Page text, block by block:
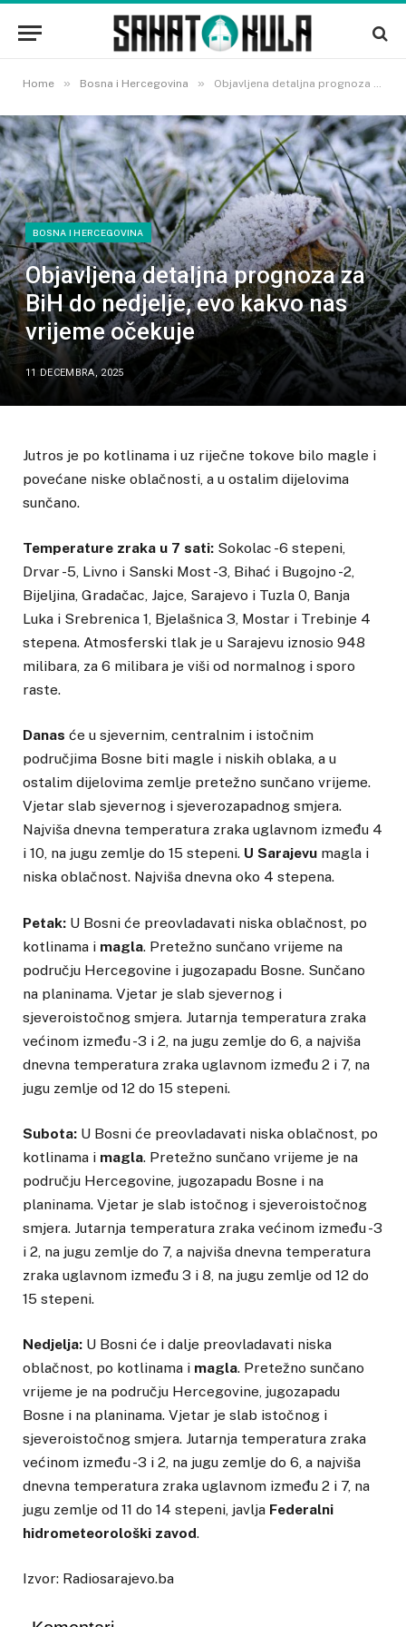
Home » Bosna i Hercegovina » Objavljena detaljna prognoza za BiH do nedjelje, evo kakvo nas vrijeme očekuje
BOSNA I HERCEGOVINA
Objavljena detaljna prognoza za
BiH do nedjelje, evo kakvo nas
vrijeme očekuje
11 DECEMBRA, 2025
Jutros je po kotlinama i uz riječne tokove bilo magle i
povećane niske oblačnosti, a u ostalim dijelovima
sunčano.
Temperature zraka u 7 sati: Sokolac -6 stepeni,
Drvar -5, Livno i Sanski Most -3, Bihać i Bugojno -2,
Bijeljina, Gradačac, Jajce, Sarajevo i Tuzla 0, Banja
Luka i Srebrenica 1, Bjelašnica 3, Mostar i Trebinje 4
stepena. Atmosferski tlak je u Sarajevu iznosio 948
milibara, za 6 milibara je viši od normalnog i sporo
raste.
Danas će u sjevernim, centralnim i istočnim
područjima Bosne biti magle i niskih oblaka, a u
ostalim dijelovima zemlje pretežno sunčano vrijeme.
Vjetar slab sjevernog i sjeverozapadnog smjera.
Najviša dnevna temperatura zraka uglavnom između 4
i 10, na jugu zemlje do 15 stepeni. U Sarajevu magla i
niska oblačnost. Najviša dnevna oko 4 stepena.
Petak: U Bosni će preovladavati niska oblačnost, po
kotlinama i magla. Pretežno sunčano vrijeme na
području Hercegovine i jugozapadu Bosne. Sunčano
na planinama. Vjetar je slab sjevernog i
sjeveroistočnog smjera. Jutarnja temperatura zraka
većinom između -3 i 2, na jugu zemlje do 6, a najviša
dnevna temperatura zraka uglavnom između 2 i 7, na
jugu zemlje od 12 do 15 stepeni.
Subota: U Bosni će preovladavati niska oblačnost, po
kotlinama i magla. Pretežno sunčano vrijeme je na
području Hercegovine, jugozapadu Bosne i na
planinama. Vjetar je slab istočnog i sjeveroistočnog
smjera. Jutarnja temperatura zraka većinom između -3
i 2, na jugu zemlje do 7, a najviša dnevna temperatura
zraka uglavnom između 3 i 8, na jugu zemlje od 12 do
15 stepeni.
Nedjelja: U Bosni će i dalje preovladavati niska
oblačnost, po kotlinama i magla. Pretežno sunčano
vrijeme je na području Hercegovine, jugozapadu
Bosne i na planinama. Vjetar je slab istočnog i
sjeveroistočnog smjera. Jutarnja temperatura zraka
većinom između -3 i 2, na jugu zemlje do 6, a najviša
dnevna temperatura zraka uglavnom između 2 i 7, na
jugu zemlje od 11 do 14 stepeni, javlja Federalni
hidrometeorološki zavod.
Izvor: Radiosarajevo.ba